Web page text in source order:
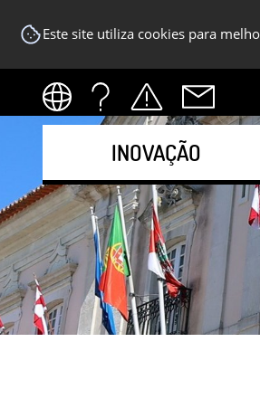
Este site utiliza cookies para
INOVAÇÃO